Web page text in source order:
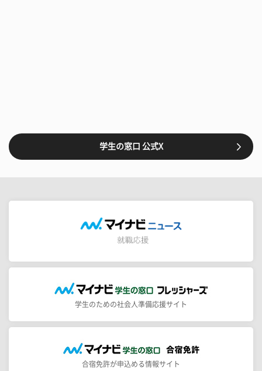
学生の窓口 公式X
学生のための社会人準備応援サイト
合宿免許が申込める情報サイト